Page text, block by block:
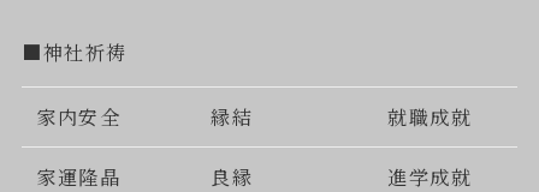
■神社祈祷
家内安全 縁結 就職成就
家運隆晶 良縁 進学成就